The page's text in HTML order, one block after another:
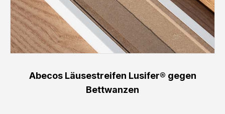
Abecos Läusestreifen Lusifer® gegen
Bettwanzen